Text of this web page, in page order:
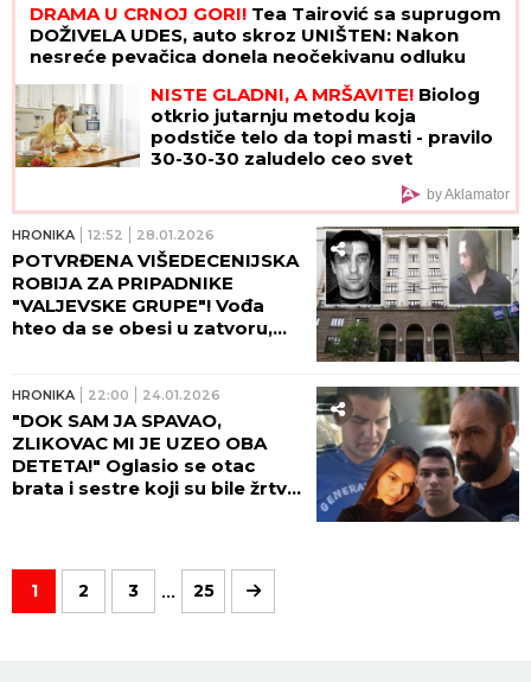
DRAMA U CRNOJ GORI! Tea Tairović sa suprugom
DOŽIVELA UDES, auto skroz UNIŠTEN: Nakon
nesreće pevačica donela neočekivanu odluku
NISTE GLADNI, A MRŠAVITE! Biolog
otkrio jutarnju metodu koja
podstiče telo da topi masti - pravilo
30-30-30 zaludelo ceo svet
by Aklamator
HRONIKA 12:52 28.01.2026
POTVRĐENA VIŠEDECENIJSKA
ROBIJA ZA PRIPADNIKE
"VALJEVSKE GRUPE"! Vođa
hteo da se obesi u zatvoru,
HRONIKA 22:00 24.01.2026
"DOK SAM JA SPAVAO,
ZLIKOVAC MI JE UZEO OBA
DETETA!" Oglasio se otac
brata i sestre koji su bile žrtve
1 2 3 ... 25